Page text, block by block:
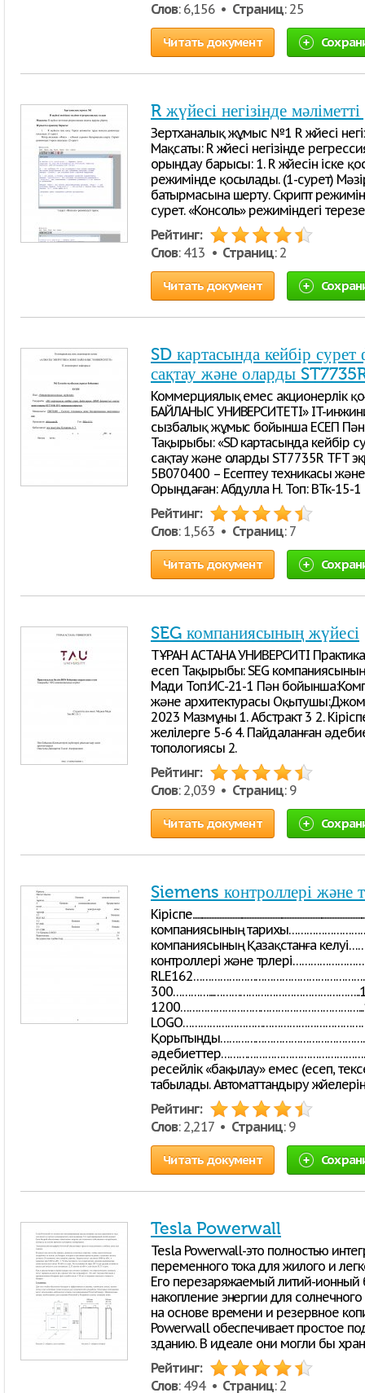
Слов: 6,156 • Страниц: 25
Читать документ
R жүйесі негізінде
Зертханалық жұмыс №1 R жүйесі
Мақсаты: R жүйесі негізінде
орындау барысы: 1. R жүйесін іске
режимінде қосылады. (1-сурет)
батырмасына шерту. Скрипт
сурет. «Консоль» режиміндегі
Рейтинг:
Слов: 413 • Страниц: 2
Читать документ
SD картасында кейбір
сақтау және оларды
Коммерциялық емес акционерлік
БАЙЛАНЫС УНИВЕРСИТЕТІ» IT-
сызбалық жұмыс бойынша ЕСЕП
Тақырыбы: «SD картасында кейбір
сақтау және оларды ST7735R TFT
5B070400 – Есептеу техникасы
Орындаған: Абдулла Н. Топ: ВТк-15-1
Рейтинг:
Слов: 1,563 • Страниц: 7
Читать документ
SEG компаниясының жүйесі
ТҰРАН АСТАНА УНИВЕРСИТІ
есеп Тақырыбы: SEG компаниясының
Мади Топ:ИС-21-1 Пән
және архитектурасы
2023 Мазмұны 1. Абстракт 3 2.
желілерге 5-6 4. Пайдаланған
топологиясы 2.
Рейтинг:
Слов: 2,039 • Страниц: 9
Читать документ
Siemens контроллері және
компаниясының
компаниясының Қазақстанға
контроллері және
300…………...…………………………………………..10
ресейлік «бақылау» емес (есеп,
табылады. Автоматтандыру
Рейтинг:
Слов: 2,217 • Страниц: 9
Читать документ
Tesla Powerwall
Tesla Powerwall-это полностью
переменного тока для жилого и
Его перезаряжаемый литий-ионный
накопление энергии для
на основе времени и резервное
Powerwall обеспечивает простое
зданию. В идеале они могли бы
Рейтинг:
Слов: 494 • Страниц: 2